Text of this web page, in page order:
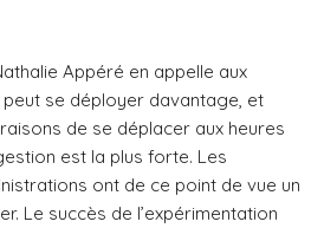
Appéré en appelle aux
se déployer davantage, et
de se déplacer aux heures
est la plus forte. Les
ont de ce point de vue un
Le succès de l’expérimentation